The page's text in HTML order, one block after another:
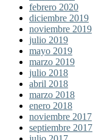
febrero 2020
diciembre 2019
noviembre 2019
julio 2019
mayo 2019
marzo 2019
julio 2018
abril 2018
marzo 2018
enero 2018
noviembre 2017
septiembre 2017